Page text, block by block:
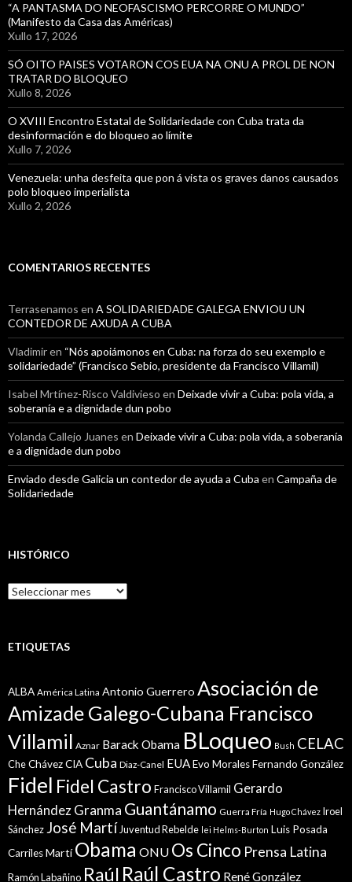
“A PANTASMA DO NEOFASCISMO PERCORRE O MUNDO”
(Manifesto da Casa das Américas)
Xullo 17, 2026
SÓ OITO PAISES VOTARON COS EUA NA ONU A PROL DE NON
TRATAR DO BLOQUEO
Xullo 8, 2026
O XVIII Encontro Estatal de Solidariedade con Cuba trata da
desinformación e do bloqueo ao límite
Xullo 7, 2026
Venezuela: unha desfeita que pon á vista os graves danos causados
polo bloqueo imperialista
Xullo 2, 2026
COMENTARIOS RECENTES
Terrasenamos en A SOLIDARIEDADE GALEGA ENVIOU UN
CONTEDOR DE AXUDA A CUBA
Vladimiren “Nós apoiámonos en Cuba: na forza do seu exemplo e
solidariedade” (Francisco Sebio, presidente da Francisco Villamil)
Isabel Mrtínez-Risco Valdivieso en Deixade vivir a Cuba: pola vida, a
soberanía e a dignidade dun pobo
Yolanda Callejo Juanes en Deixade vivir a Cuba: pola vida, a soberanía
e a dignidade dun pobo
Enviado desde Galicia un contedor de ayuda a Cuba en Campaña de
Solidariedade
HISTÓRICO
Histórico
ETIQUETAS
ALBA América Latina Antonio Guerrero Asociación de
Amizade Galego-Cubana Francisco
Villamil Aznar Barack Obama BLoqueo Bush CELAC
CheChávezCIA Cuba Diaz-Canel EUAEvo MoralesFernando González
Fidel Fidel Castro Francisco Villamil Gerardo
Hernández Granma Guantánamo Guerra Fría Hugo Chávez Iroel
Sánchez José Martí Juventud Rebelde lei Helms-Burton Luis Posada
CarrilesMartí Obama ONU Os Cinco Prensa Latina
Ramón Labañino Raúl Raúl Castro René González